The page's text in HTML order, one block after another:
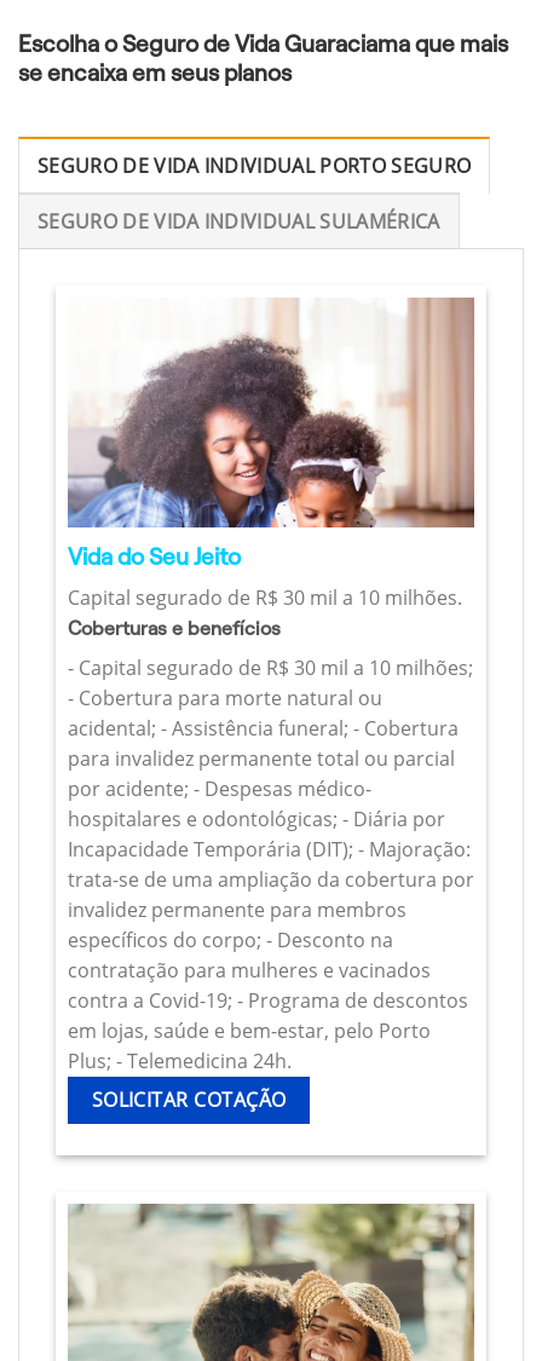
Escolha o Seguro de Vida Guaraciama que mais
se encaixa em seus planos
SEGURO DE VIDA INDIVIDUAL PORTO SEGURO
SEGURO DE VIDA INDIVIDUAL SULAMÉRICA
Vida do Seu Jeito
Capital segurado de R$ 30 mil a 10 milhões.
Coberturas e benefícios
- Capital segurado de R$ 30 mil a 10 milhões;
- Cobertura para morte natural ou
acidental; - Assistência funeral; - Cobertura
para invalidez permanente total ou parcial
por acidente; - Despesas médico-
hospitalares e odontológicas; - Diária por
Incapacidade Temporária (DIT); - Majoração:
trata-se de uma ampliação da cobertura por
invalidez permanente para membros
específicos do corpo; - Desconto na
contratação para mulheres e vacinados
contra a Covid-19; - Programa de descontos
em lojas, saúde e bem-estar, pelo Porto
Plus; - Telemedicina 24h.
SOLICITAR COTAÇÃO